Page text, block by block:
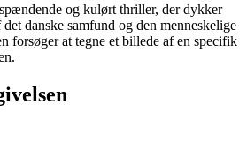
og kulørt thriller, der dykker
danske samfund og den menneskelige
forsøger at tegne et billede af en specifik